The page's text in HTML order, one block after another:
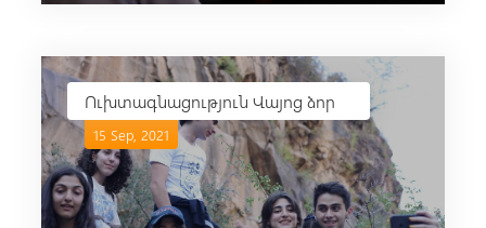
Ուխտագնացություն Վայոց ձոր
15 Sep, 2021